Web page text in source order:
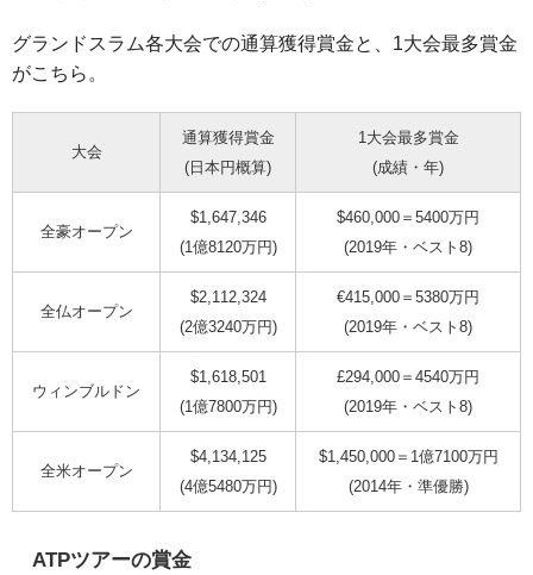
グランドスラム各大会での通算獲得賞金と、1大会最多賞金
がこちら。
大会
通算獲得賞金
(日本円概算)
1大会最多賞金
(成績・年)
全豪オープン
$1,647,346
(1億8120万円)
$460,000＝5400万円
(2019年・ベスト8)
全仏オープン
$2,112,324
(2億3240万円)
€415,000＝5380万円
(2019年・ベスト8)
ウィンブルドン
$1,618,501
(1億7800万円)
£294,000＝4540万円
(2019年・ベスト8)
全米オープン
$4,134,125
(4億5480万円)
$1,450,000＝1億7100万円
(2014年・準優勝)
ATPツアーの賞金